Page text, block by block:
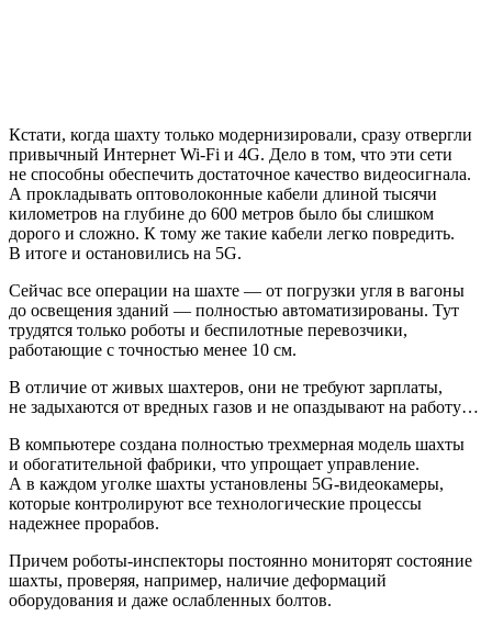
Кстати, когда шахту только модернизировали, сразу отвергли
привычный Интернет Wi-Fi и 4G. Дело в том, что эти сети
не способны обеспечить достаточное качество видеосигнала.
А прокладывать оптоволоконные кабели длиной тысячи
километров на глубине до 600 метров было бы слишком
дорого и сложно. К тому же такие кабели легко повредить.
В итоге и остановились на 5G.
Сейчас все операции на шахте — от погрузки угля в вагоны
до освещения зданий — полностью автоматизированы. Тут
трудятся только роботы и беспилотные перевозчики,
работающие с точностью менее 10 см.
В отличие от живых шахтеров, они не требуют зарплаты,
не задыхаются от вредных газов и не опаздывают на работу…
В компьютере создана полностью трехмерная модель шахты
и обогатительной фабрики, что упрощает управление.
А в каждом уголке шахты установлены 5G-видеокамеры,
которые контролируют все технологические процессы
надежнее прорабов.
Причем роботы-инспекторы постоянно мониторят состояние
шахты, проверяя, например, наличие деформаций
оборудования и даже ослабленных болтов.